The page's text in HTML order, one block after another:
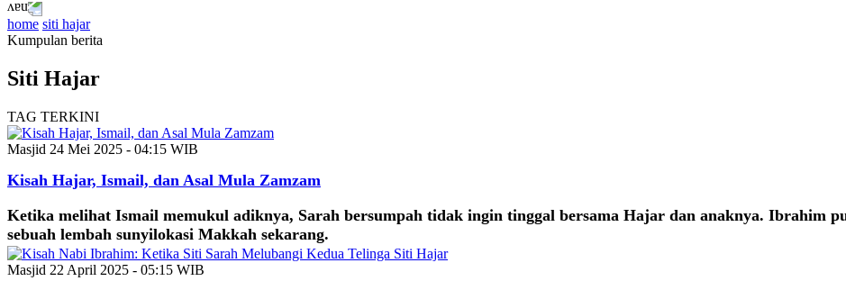
home siti hajar
Kumpulan berita
Siti Hajar
TAG TERKINI
Masjid 24 Mei 2025 - 04:15 WIB
Kisah Hajar, Ismail, dan Asal Mula Zamzam
Ketika melihat Ismail memukul adiknya, Sarah bersumpah tidak ingin tinggal bersama Hajar dan anaknya. Ibrahim
sebuah lembah sunyilokasi Makkah sekarang.
Masjid 22 April 2025 - 05:15 WIB